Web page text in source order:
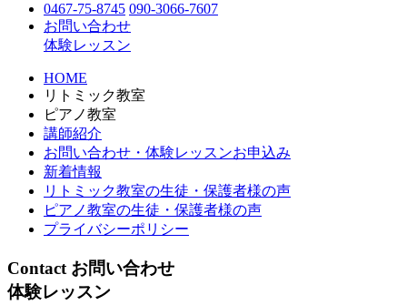
0467-75-8745 090-3066-7607
お問い合わせ
体験レッスン
HOME
リトミック教室
ピアノ教室
講師紹介
お問い合わせ・体験レッスンお申込み
新着情報
リトミック教室の生徒・保護者様の声
ピアノ教室の生徒・保護者様の声
プライバシーポリシー
Contact お問い合わせ
体験レッスン